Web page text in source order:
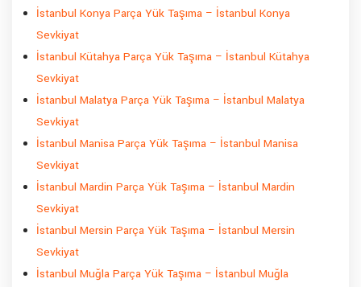
İstanbul Konya Parça Yük Taşıma – İstanbul Konya
Sevkiyat
İstanbul Kütahya Parça Yük Taşıma – İstanbul Kütahya
Sevkiyat
İstanbul Malatya Parça Yük Taşıma – İstanbul Malatya
Sevkiyat
İstanbul Manisa Parça Yük Taşıma – İstanbul Manisa
Sevkiyat
İstanbul Mardin Parça Yük Taşıma – İstanbul Mardin
Sevkiyat
İstanbul Mersin Parça Yük Taşıma – İstanbul Mersin
Sevkiyat
İstanbul Muğla Parça Yük Taşıma – İstanbul Muğla